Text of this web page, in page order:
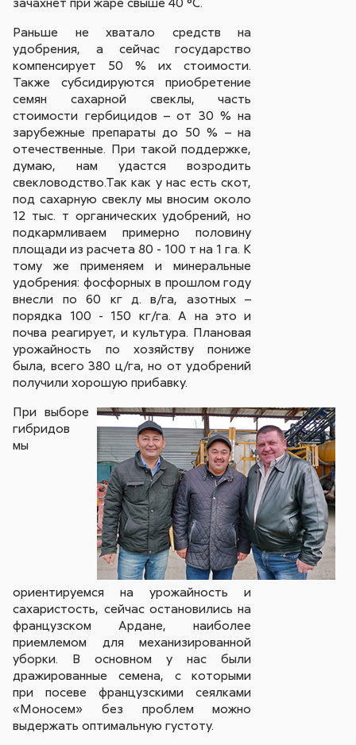
Раньше не хватало средств на
удобрения, а сейчас государство
компенсирует 50 % их стоимости.
Также субсидируются приобретение
семян сахарной свеклы, часть
стоимости гербицидов – от 30 % на
зарубежные препараты до 50 % – на
отечественные. При такой поддержке,
думаю, нам удастся возродить
свекловодство.Так как у нас есть скот,
под сахарную свеклу мы вносим около
12 тыс. т органических удобрений, но
подкармливаем примерно половину
площади из расчета 80 - 100 т на 1 га. К
тому же применяем и минеральные
удобрения: фосфорных в прошлом году
внесли по 60 кг д. в/га, азотных –
порядка 100 - 150 кг/га. А на это и
почва реагирует, и культура. Плановая
урожайность по хозяйству пониже
была, всего 380 ц/га, но от удобрений
получили хорошую прибавку.
При выборе
гибридов
мы
ориентируемся на урожайность и
сахаристость, сейчас остановились на
французском Ардане, наиболее
приемлемом для механизированной
уборки. В основном у нас были
дражированные семена, с которыми
при посеве французскими сеялками
«Моносем» без проблем можно
выдержать оптимальную густоту.